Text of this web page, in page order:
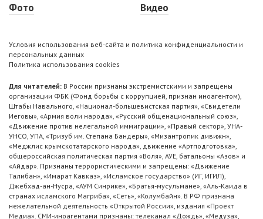
Фото
Видео
Условия использования веб-сайта и политика конфиденциальности и
персональных данных
Политика использования cookies
Для читателей: В России признаны экстремистскими и запрещены
организации ФБК (Фонд борьбы с коррупцией, признан иноагентом),
Штабы Навального, «Национал-большевистская партия», «Свидетели
Иеговы», «Армия воли народа», «Русский общенациональный союз»,
«Движение против нелегальной иммиграции», «Правый сектор», УНА-
УНСО, УПА, «Тризуб им. Степана Бандеры», «Мизантропик дивижн»,
«Меджлис крымскотатарского народа», движение «Артподготовка»,
общероссийская политическая партия «Воля», АУЕ, батальоны «Азов» и
«Айдар». Признаны террористическими и запрещены: «Движение
Талибан», «Имарат Кавказ», «Исламское государство» (ИГ, ИГИЛ),
Джебхад-ан-Нусра, «АУМ Синрике», «Братья-мусульмане», «Аль-Каида в
странах исламского Магриба», «Сеть», «Колумбайн». В РФ признана
нежелательной деятельность «Открытой России», издания «Проект
Медиа». СМИ-иноагентами признаны: телеканал «Дождь», «Медуза»,